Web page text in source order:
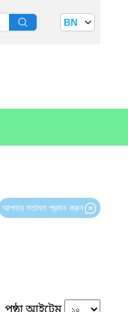
BN
আপনার মতামত প্রদান করুন